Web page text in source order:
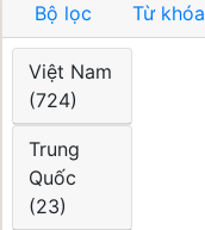
Bộ lọc Từ khóa
Việt Nam
(724)
Trung
Quốc
(23)